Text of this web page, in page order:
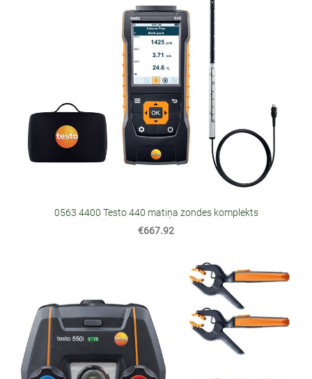
0563 4400 Testo 440 matiņa zondes komplekts
€667.92